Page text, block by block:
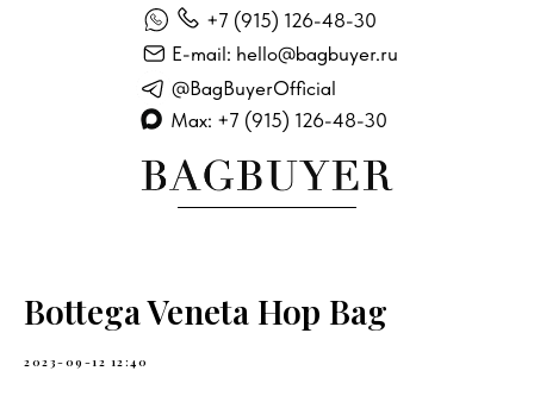
E-mail: hello@bagbuyer.ru
+7 (915) 126-48-30
@BagBuyerOfficial
Max: +7 (915) 126-48-30
Bottega Veneta Hop Bag
2023-09-12 12:40